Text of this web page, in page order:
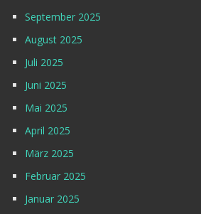
September 2025
August 2025
Juli 2025
Juni 2025
Mai 2025
April 2025
März 2025
Februar 2025
Januar 2025